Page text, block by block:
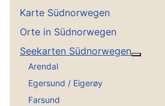
Karte Südnorwegen
Orte in Südnorwegen
Seekarten Südnorwegen
Arendal
Egersund / Eigerøy
Farsund